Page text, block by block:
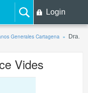
Login
Generales Cartagena
Dra.
Vides